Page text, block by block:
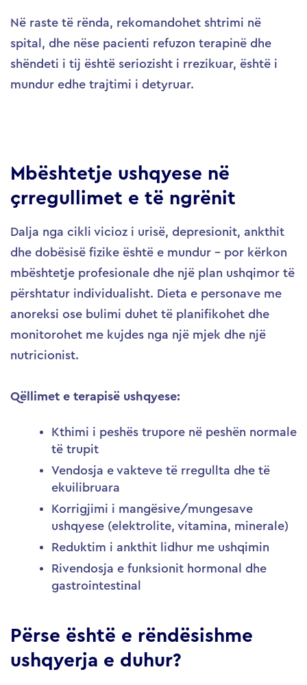
Në raste të rënda, rekomandohet shtrimi në
spital, dhe nëse pacienti refuzon terapinë dhe
shëndeti i tij është seriozisht i rrezikuar, është i
mundur edhe trajtimi i detyruar.
Mbështetje ushqyese në
çrregullimet e të ngrënit
Dalja nga cikli vicioz i urisë, depresionit, ankthit
dhe dobësisë fizike është e mundur – por kërkon
mbështetje profesionale dhe një plan ushqimor të
përshtatur individualisht. Dieta e personave me
anoreksi ose bulimi duhet të planifikohet dhe
monitorohet me kujdes nga një mjek dhe një
nutricionist.
Qëllimet e terapisë ushqyese:
Kthimi i peshës trupore në peshën normale
të trupit
Vendosja e vakteve të rregullta dhe të
ekuilibruara
Korrigjimi i mangësive/mungesave
ushqyese (elektrolite, vitamina, minerale)
Reduktim i ankthit lidhur me ushqimin
Rivendosja e funksionit hormonal dhe
gastrointestinal
Përse është e rëndësishme
ushqyerja e duhur?